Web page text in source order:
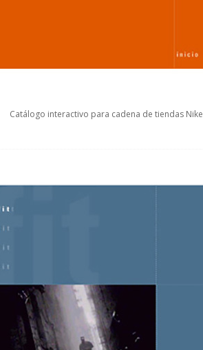
Catálogo interactivo para cadena de tiendas Nike